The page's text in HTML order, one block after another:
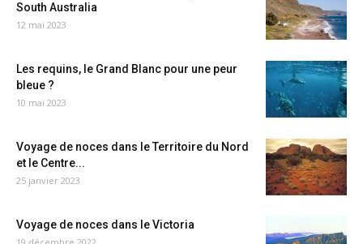
South Australia
12 mai 2023
Les requins, le Grand Blanc pour une peur
bleue ?
10 mai 2023
Voyage de noces dans le Territoire du Nord
et le Centre...
25 janvier 2023
Voyage de noces dans le Victoria